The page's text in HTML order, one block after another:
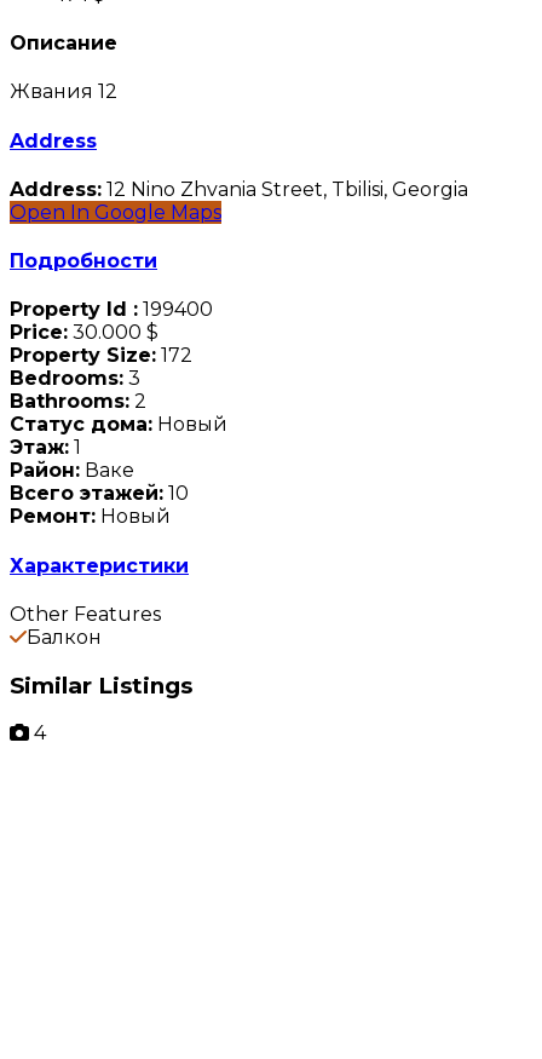
Описание
Жвания 12
Address
Address: 12 Nino Zhvania Street, Tbilisi, Georgia
Open In Google Maps
Подробности
Property Id : 199400
Price: 30.000 $
Property Size: 172
Bedrooms: 3
Bathrooms: 2
Статус дома: Новый
Этаж: 1
Район: Ваке
Всего этажей: 10
Ремонт: Новый
Характеристики
Other Features
Балкон
Similar Listings
4